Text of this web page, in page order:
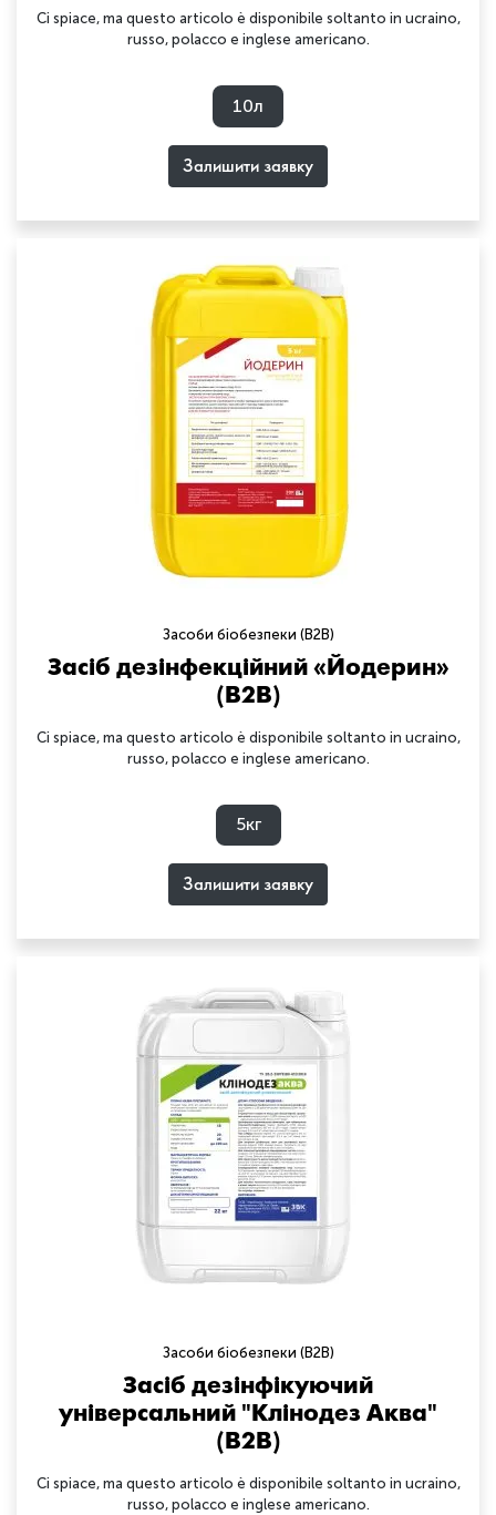
Ci spiace, ma questo articolo è disponibile soltanto in ucraino,
russo, polacco e inglese americano.
10л
Залишити заявку
Засоби біобезпеки (B2B)
Засіб дезінфекційний «Йодерин»
(B2B)
Ci spiace, ma questo articolo è disponibile soltanto in ucraino,
russo, polacco e inglese americano.
5кг
Залишити заявку
Засоби біобезпеки (B2B)
Засіб дезінфікуючий
універсальний "Клінодез Аква"
(B2B)
Ci spiace, ma questo articolo è disponibile soltanto in ucraino,
russo, polacco e inglese americano.